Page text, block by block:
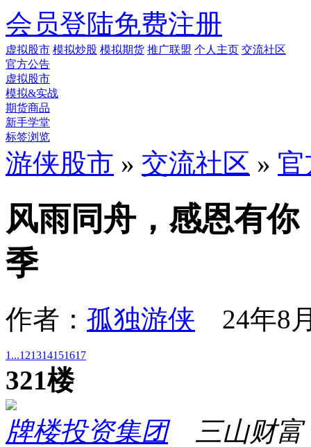
会员登陆免费注册
虚拟股市 模拟炒股 模拟期货 推广联盟 个人主页 交流社区
官方公告
虚拟股市
模拟&实战
期货商品
新手学堂
标签浏览
游侠股市 » 交流社区 »
风雨同舟，感恩有
季
作者： 孤独游侠 24年8
1...121314151617
321楼
牌楼投资集团
三山财富